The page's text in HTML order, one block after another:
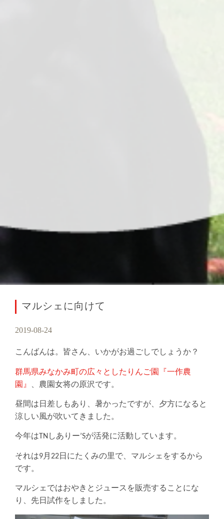
マルシェに向けて
2019-08-24
こんばんは。皆さん、いかがお過ごしでしょうか？
群馬県みなかみ町の広々としたりんご園『一作農
園』
、農園女将の原沢です。
昼間は日差しもあり、暑かったですが、夕方になると
涼しい風が吹いてきました。
今年はTNしありー’Sが活発に活動しています。
それは9月22日にたくみの里で、マルシェをするから
です。
マルシェではおやきとジュースを販売することにな
り、先日試作をしました。